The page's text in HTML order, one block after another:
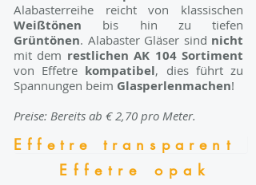
Alabasterreihe reicht von klassischen
Weißtönen bis hin zu tiefen
Grüntönen. Alabaster Gläser sind nicht
mit dem restlichen AK 104 Sortiment
von Effetre kompatibel, dies führt zu
Spannungen beim Glasperlenmachen!
Preise: Bereits ab € 2,70 pro Meter.
Effetre transparent
Effetre opak